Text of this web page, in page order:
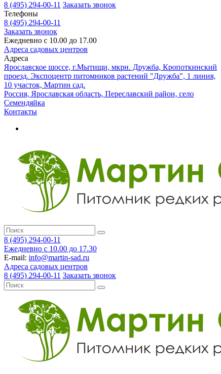
8 (495) 294-00-11 Заказать звонок
Телефоны
8 (495) 294-00-11
Заказать звонок
Ежедневно с 10.00 до 17.00
Адреса садовых центров
Адреса
Ярославское шоссе, г.Мытищи, мкрн. Дружба, Кропоткинский
проезд. Экспоцентр питомников растений "Дружба", 1 линия,
10 участок, Мартин сад.
Россия, Ярославская область, Переславский район, село
Семендяйка
Контакты
8 (495) 294-00-11
Ежедневно с 10.00 до 17.30
E-mail: info@martin-sad.ru
Адреса садовых центров
8 (495) 294-00-11 Заказать звонок